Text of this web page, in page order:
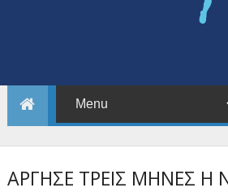
ΑΡΓΗΣΕ ΤΡΕΙΣ ΜΗΝΕΣ Η